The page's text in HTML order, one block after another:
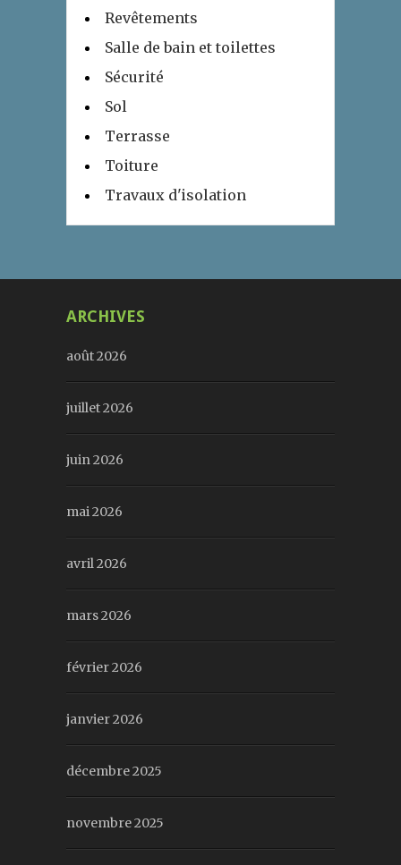
Revêtements
Salle de bain et toilettes
Sécurité
Sol
Terrasse
Toiture
Travaux d'isolation
ARCHIVES
août 2026
juillet 2026
juin 2026
mai 2026
avril 2026
mars 2026
février 2026
janvier 2026
décembre 2025
novembre 2025